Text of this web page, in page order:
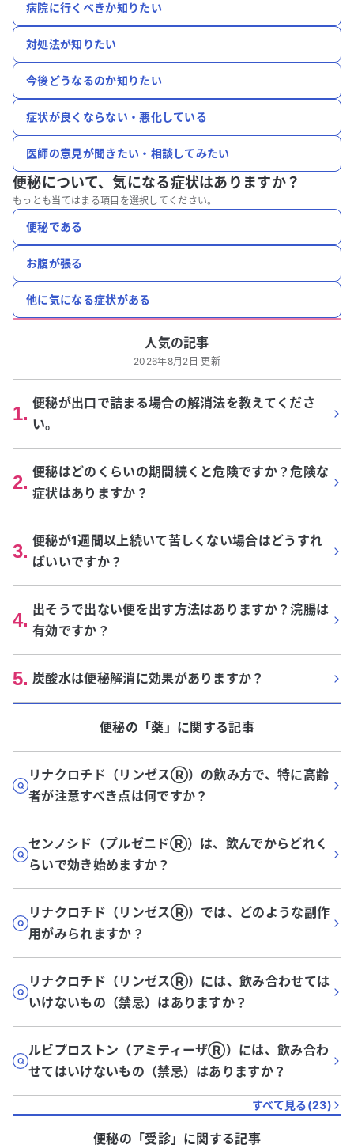
病院に行くべきか知りたい
対処法が知りたい
今後どうなるのか知りたい
症状が良くならない・悪化している
医師の意見が聞きたい・相談してみたい
便秘について、気になる症状はありますか？
もっとも当てはまる項目を選択してください。
便秘である
お腹が張る
他に気になる症状がある
人気の記事
2026年8月2日 更新
1. 便秘が出口で詰まる場合の解消法を教えてくださ
い。
2. 便秘はどのくらいの期間続くと危険ですか？危険な
症状はありますか？
3. 便秘が1週間以上続いて苦しくない場合はどうすれ
ばいいですか？
4. 出そうで出ない便を出す方法はありますか？浣腸は
有効ですか？
5. 炭酸水は便秘解消に効果がありますか？
便秘の「薬 」に関する記事
リナクロチド（リンゼスⓇ）の飲み方で、特に高齢
者が注意すべき点は何ですか？
センノシド（プルゼニドⓇ）は、飲んでからどれく
らいで効き始めますか？
リナクロチド（リンゼスⓇ）では、どのような副作
用がみられますか？
リナクロチド（リンゼスⓇ）には、飲み合わせては
いけないもの（禁忌）はありますか？
ルビプロストン（アミティーザⓇ）には、飲み合わ
せてはいけないもの（禁忌）はありますか？
すべて見る(23)
便秘の「受診」に関する記事